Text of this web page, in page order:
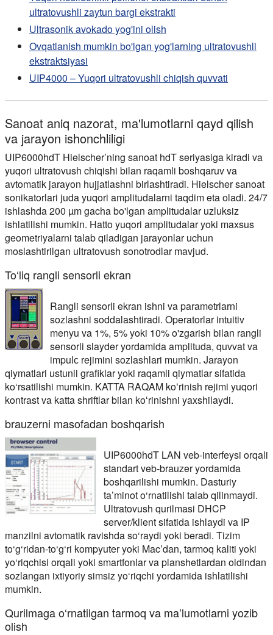
ultratovushli zaytun bargi ekstrakti
Ultrasonik avokado yog'ini olish
Ovqatlanish mumkin bo'lgan yog'larning ultratovushli
ekstraktsiyasi
UIP4000 – Yuqori ultratovushli chiqish quvvati
Sanoat aniq nazorat, ma'lumotlarni qayd qilish
va jarayon ishonchliligi
UIP6000hdT Hielscher’ning sanoat hdT seriyasiga kiradi va
yuqori ultratovush chiqishi bilan raqamli boshqaruv va
avtomatik jarayon hujjatlashni birlashtiradi. Hielscher sanoat
sonikatorlari juda yuqori amplitudalarni taqdim eta oladi. 24/7
ishlashda 200 µm gacha bo'lgan amplitudalar uzluksiz
ishlatilishi mumkin. Hatto yuqori amplitudalar yoki maxsus
geometriyalarni talab qiladigan jarayonlar uchun
moslashtirilgan ultratovush sonotrodlar mavjud.
To‘liq rangli sensorli ekran
Rangli sensorli ekran ishni va parametrlarni
sozlashni soddalashtiradi. Operatorlar intuitiv
menyu va 1%, 5% yoki 10% o'zgarish bilan rangli
sensorli slayder yordamida amplituda, quvvat va
impulс rejimini sozlashlari mumkin. Jarayon
qiymatlari ustunli grafiklar yoki raqamli qiymatlar sifatida
ko‘rsatilishi mumkin. KATTA RAQAM koʻrinish rejimi yuqori
kontrast va katta shriftlar bilan koʻrinishni yaxshilaydi.
brauzerni masofadan boshqarish
UIP6000hdT LAN veb-interfeysi orqali
standart veb-brauzer yordamida
boshqarilishi mumkin. Dasturiy
ta’minot o‘rnatilishi talab qilinmaydi.
Ultratovush qurilmasi DHCP
server/klient sifatida ishlaydi va IP
manzilni avtomatik ravishda so‘raydi yoki beradi. Tizim
to‘g‘ridan-to‘g‘ri kompyuter yoki Mac’dan, tarmoq kaliti yoki
yo‘riqchisi orqali yoki smartfonlar va planshetlardan oldindan
sozlangan ixtiyoriy simsiz yo‘riqchi yordamida ishlatilishi
mumkin.
Qurilmaga o‘rnatilgan tarmoq va ma’lumotlarni yozib
olish